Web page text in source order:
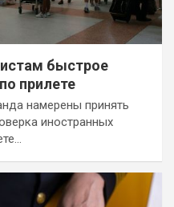
быстрое
прилете
намерены принять
иностранных